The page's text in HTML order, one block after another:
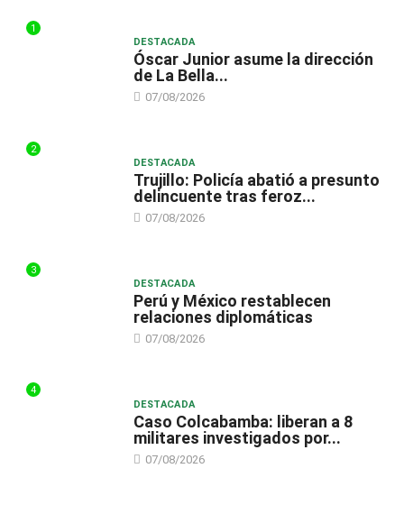
1
DESTACADA
Óscar Junior asume la dirección
de La Bella...
07/08/2026
2
DESTACADA
Trujillo: Policía abatió a presunto
delincuente tras feroz...
07/08/2026
3
DESTACADA
Perú y México restablecen
relaciones diplomáticas
07/08/2026
4
DESTACADA
Caso Colcabamba: liberan a 8
militares investigados por...
07/08/2026